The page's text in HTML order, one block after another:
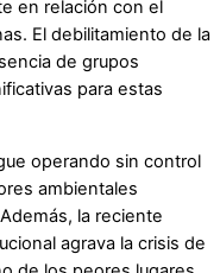
en relación con el
El debilitamiento de la
de grupos
para estas
operando sin control
ambientales
la reciente
agrava la crisis de